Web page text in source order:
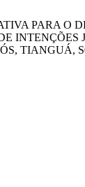
PARA O
INTENÇÕES
TIANGUÁ,